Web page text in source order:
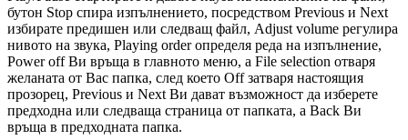
бутон Stop спира изпълнението, посредством Previous и Next
избирате предишен или следващ файл, Adjust volume регулира
нивото на звука, Playing order определя реда на изпълнение,
Power off Ви връща в главното меню, а File selection отваря
желаната от Вас папка, след което Off затваря настоящия
прозорец, Previous и Next Ви дават възможност да изберете
предходна или следваща страница от папката, а Back Ви
връща в предходната папка.